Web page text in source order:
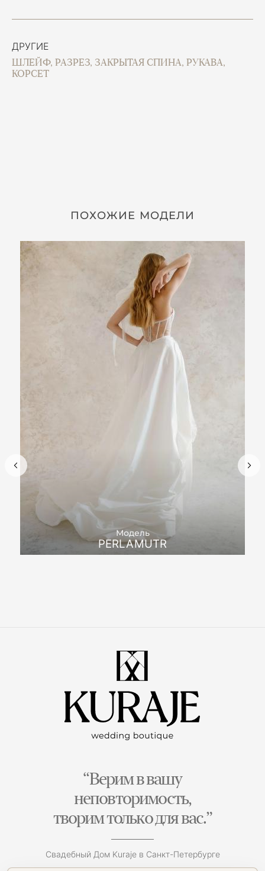
ДРУГИЕ
ШЛЕЙФ, РАЗРЕЗ, ЗАКРЫТАЯ СПИНА, РУКАВА,
КОРСЕТ
ПОХОЖИЕ МОДЕЛИ
Модель
PERLAMUTR
“Верим в вашу
неповторимость,
творим только для вас.”
Свадебный Дом Kuraje в Санкт-Петербурге